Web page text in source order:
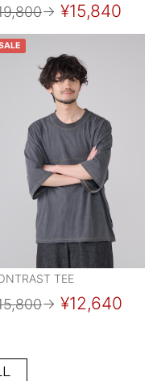
→ ¥15,840
TEE
→ ¥12,640